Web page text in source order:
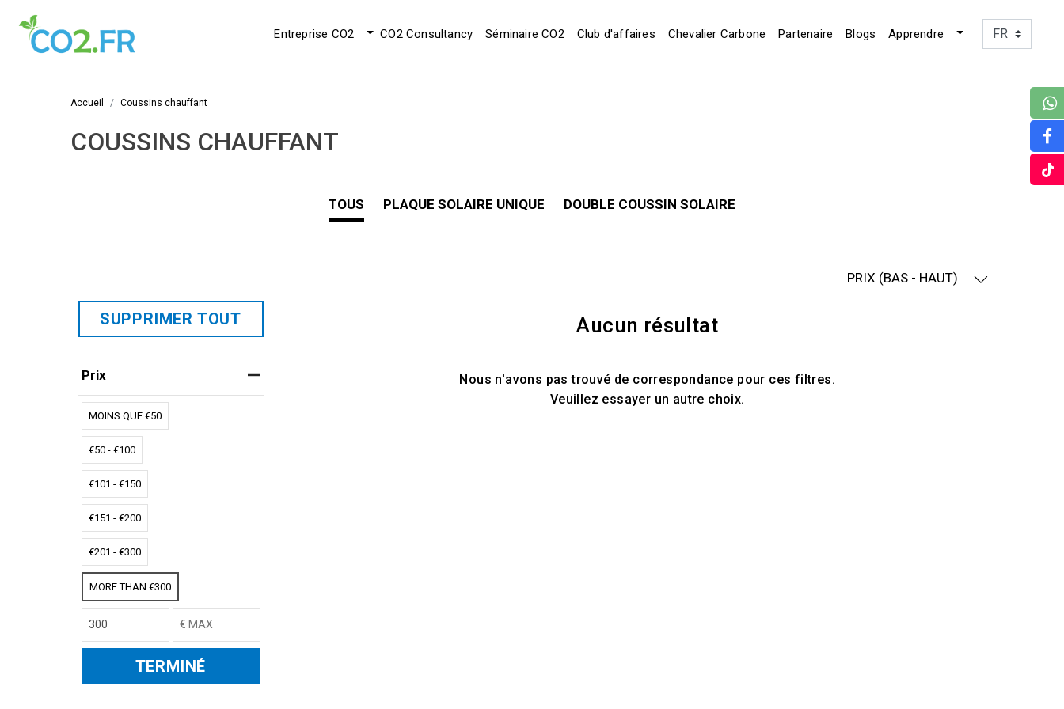
Entreprise CO2 CO2 Consultancy Séminaire CO2 Club d'affaires Chevalier Carbone Partenaire Blogs Apprendre
Accueil Coussins chauffant
COUSSINS CHAUFFANT
TOUS PLAQUE SOLAIRE UNIQUE DOUBLE COUSSIN SOLAIRE
PRIX (BAS - HAUT)
SUPPRIMER TOUT
Prix
MOINS QUE €50
€50 - €100
€101 - €150
€151 - €200
€201 - €300
MORE THAN €300
TERMINÉ
Aucun résultat
Nous n'avons pas trouvé de correspondance pour ces filtres.
Veuillez essayer un autre choix.